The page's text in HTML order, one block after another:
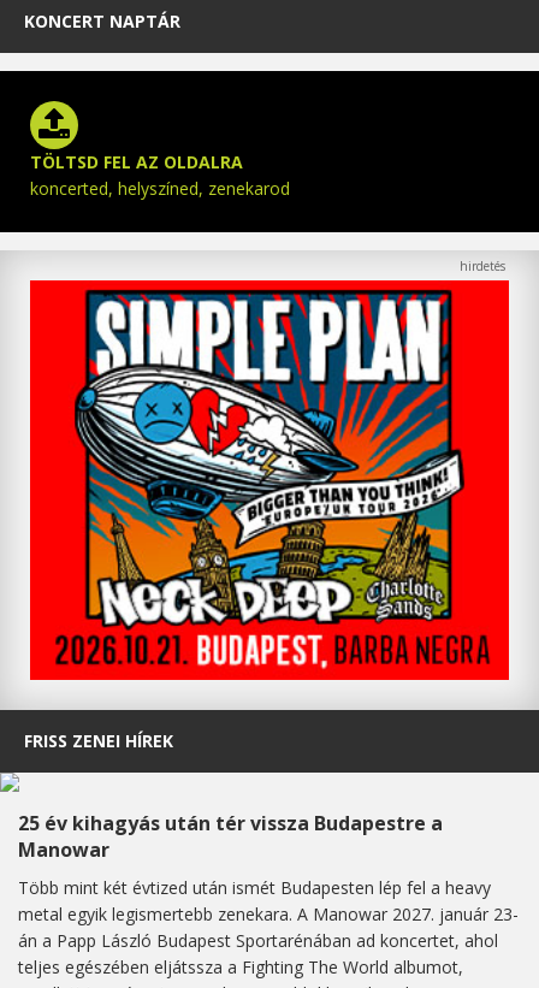
KONCERT NAPTÁR
TÖLTSD FEL AZ OLDALRA
koncerted, helyszíned, zenekarod
FRISS ZENEI HÍREK
25 év kihagyás után tér vissza Budapestre a
Manowar
Több mint két évtized után ismét Budapesten lép fel a heavy
metal egyik legismertebb zenekara. A Manowar 2027. január 23-
án a Papp László Budapest Sportarénában ad koncertet, ahol
teljes egészében eljátssza a Fighting The World albumot,